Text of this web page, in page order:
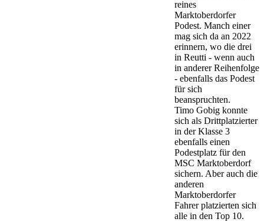
reines
Marktoberdorfer
Podest. Manch einer
mag sich da an 2022
erinnern, wo die drei
in Reutti - wenn auch
in anderer Reihenfolge
- ebenfalls das Podest
für sich
beanspruchten.
Timo Gobig konnte
sich als Drittplatzierter
in der Klasse 3
ebenfalls einen
Podestplatz für den
MSC Marktoberdorf
sichern. Aber auch die
anderen
Marktoberdorfer
Fahrer platzierten sich
alle in den Top 10.